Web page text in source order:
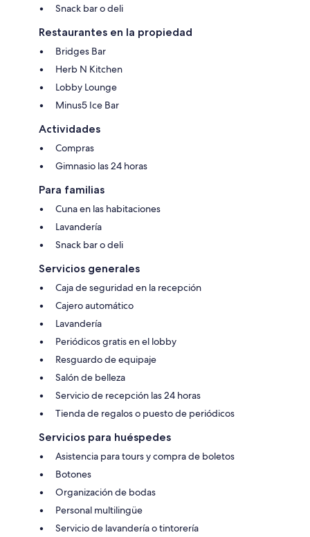
Snack bar o deli
Restaurantes en la propiedad
Bridges Bar
Herb N Kitchen
Lobby Lounge
Minus5 Ice Bar
Actividades
Compras
Gimnasio las 24 horas
Para familias
Cuna en las habitaciones
Lavandería
Snack bar o deli
Servicios generales
Caja de seguridad en la recepción
Cajero automático
Lavandería
Periódicos gratis en el lobby
Resguardo de equipaje
Salón de belleza
Servicio de recepción las 24 horas
Tienda de regalos o puesto de periódicos
Servicios para huéspedes
Asistencia para tours y compra de boletos
Botones
Organización de bodas
Personal multilingüe
Servicio de lavandería o tintorería